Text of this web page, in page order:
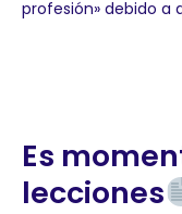
profesión» debido a
Es
lecciones